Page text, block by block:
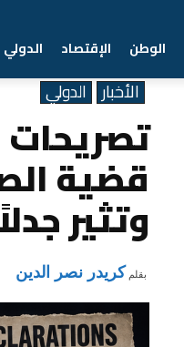
الوطن الإقتصاد الدولي
Home الأخبار تصريحات سفير
الأخبار الدولي
قضية
وتثير
بقلم كريدر نصر الدين